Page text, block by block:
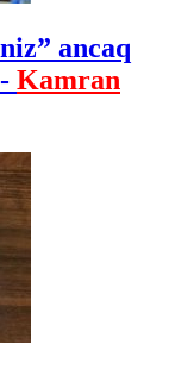
ancaq
Kamran